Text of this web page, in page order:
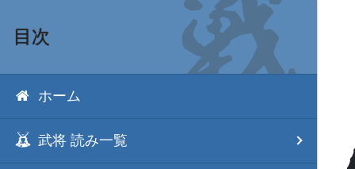
目次
ホーム
武将 読み一覧